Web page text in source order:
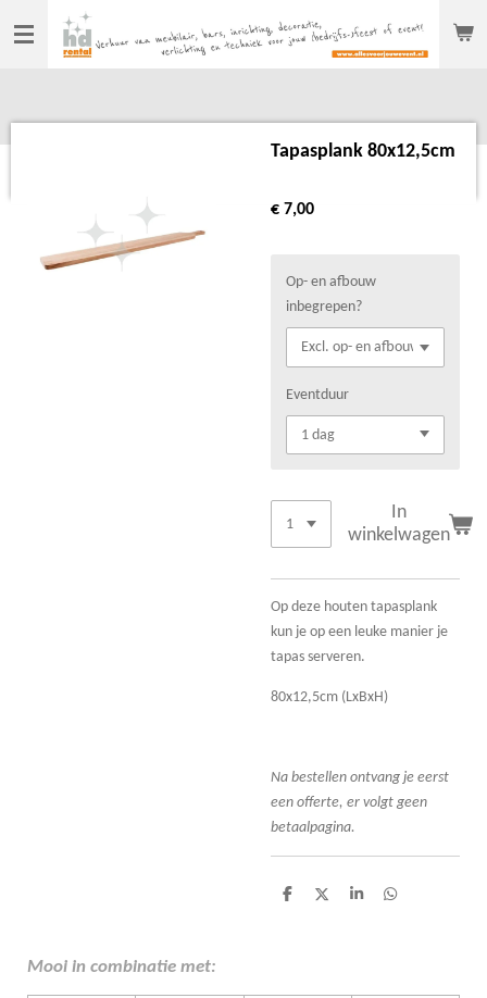
Ga
direct
hoofdinhoud
Tapasplank 80x12,5cm
€ 7,00
Op- en afbouw
inbegrepen?
Eventduur
In
winkelwagen
Op deze houten tapasplank
kun je op een leuke manier je
tapas serveren.
80x12,5cm (LxBxH)
Na bestellen ontvang je eerst
een offerte, er volgt geen
betaalpagina.
D
D
S
D
Mooi in combinatie met: